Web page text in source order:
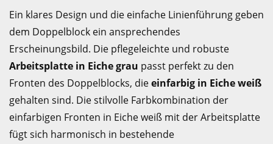
Ein klares Design und die einfache Linienführung geben
dem Doppelblock ein ansprechendes
Erscheinungsbild. Die pflegeleichte und robuste
Arbeitsplatte in Eiche grau passt perfekt zu den
Fronten des Doppelblocks, dieeinfarbig in Eiche weiß
gehalten sind. Die stilvolle Farbkombination der
einfarbigen Fronten in Eiche weiß mit der Arbeitsplatte
fügt sich harmonisch in bestehende